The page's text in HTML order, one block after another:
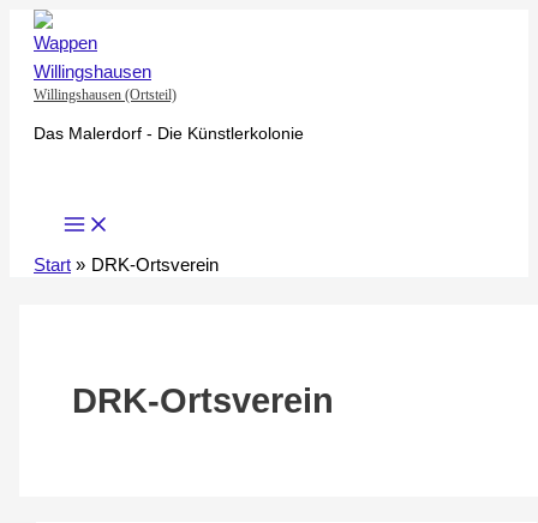
Zum
Inhalt
springen
Willingshausen (Ortsteil)
Das Malerdorf - Die Künstlerkolonie
Start DRK-Ortsverein
DRK-Ortsverein